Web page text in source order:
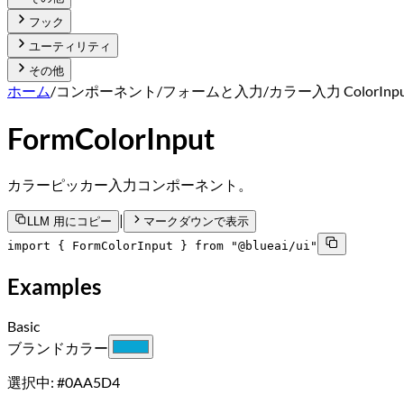
フック
ユーティリティ
その他
ホーム/コンポーネント /フォームと入力/カラー入力
FormColorInput
カラーピッカー入力コンポーネント。
LLM 用にコピー |
マークダウンで表示
import { FormColorInput } from "@blueai/ui"
Examples
Basic
ブランドカラー
選択中: #0AA5D4